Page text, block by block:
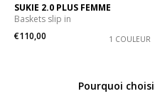
SUKIE 2.0 PLUS FEMME
Baskets slip in
€110,00
1 COULEUR
Pourquoi